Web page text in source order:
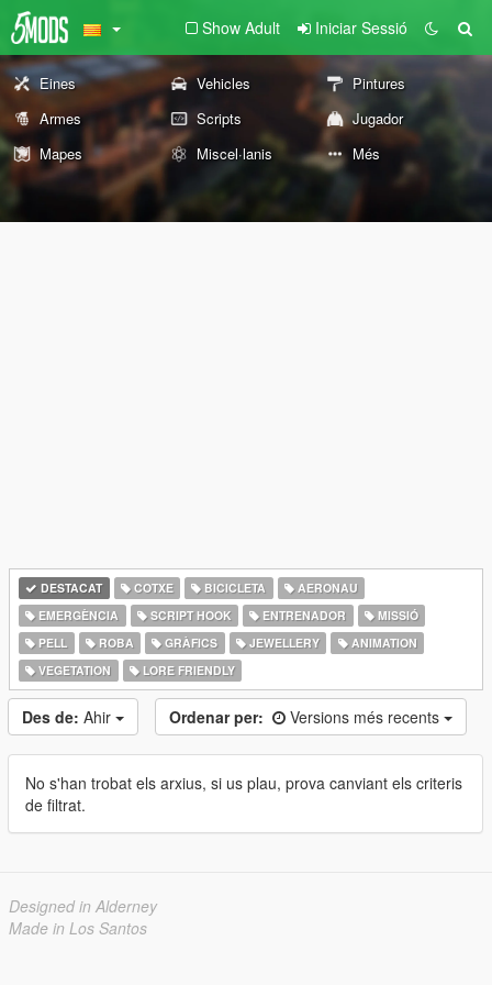
Show Adult Iniciar Sessió
Eines Vehicles
Pintures
Armes
Scripts
Jugador
Mapes
Miscel·lanis Més
DESTACAT COTXE BICICLETA
AERONAU
EMERGÈNCIA
SCRIPT HOOK ENTRENADOR
MISSIÓ
PELL
ROBA GRÀFICS JEWELLERY
ANIMATION
VEGETATION
LORE FRIENDLY
Des de: Ahir Ordenar per: Versions més recents
No s'han trobat els arxius, si us plau, prova canviant els criteris
de filtrat.
Designed in Alderney
Made in Los Santos